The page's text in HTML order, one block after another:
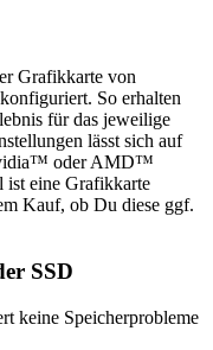
Grafikkarte von
So erhalten
für das jeweilige
lässt sich auf
oder AMD™
ist eine Grafikkarte
Kauf, ob Du diese ggf.
SSD
keine Speicherprobleme